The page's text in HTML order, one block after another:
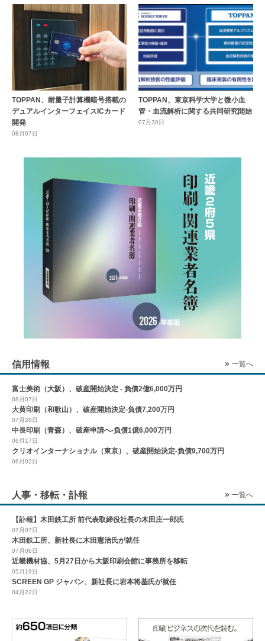
TOPPAN、耐量子計算機暗号搭載の
デュアルインターフェイスICカード
開発
08月07日
TOPPAN、東京科学大学と微小血
管・血流解析に関する共同研究開始
07月30日
信用情報 一覧へ
富士美術（大阪）、破産開始決定 - 負債2億6,000万円
08月07日
大黄印刷（和歌山）、破産開始決定-負債7,200万円
07月28日
中長印刷（青森）、破産申請へ-負債1億6,000万円
06月17日
クリオインターナショナル（東京）、破産開始決定-負債9,700万円
06月02日
人事・移転・訃報 一覧へ
【訃報】木田鉄工所 前代表取締役社長の木田庄一郎氏
07月07日
木田鉄工所、新社長に木田憲治氏が就任
07月06日
近畿機材協、5月27日から大阪印刷会館に事務所を移転
05月19日
SCREEN GP ジャパン、新社長に岩本将基氏が就任
04月22日